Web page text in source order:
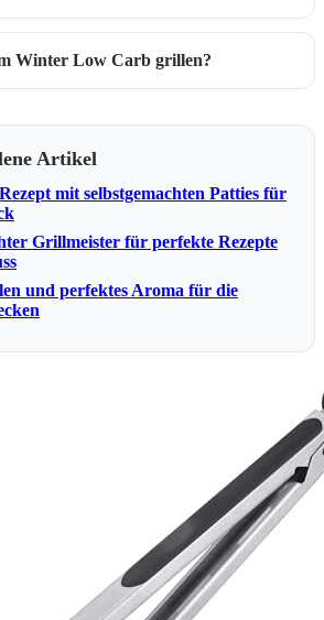
Winter Low Carb grillen?
Artikel
mit selbstgemachten Patties für
Grillmeister für perfekte Rezepte
und perfektes Aroma für die